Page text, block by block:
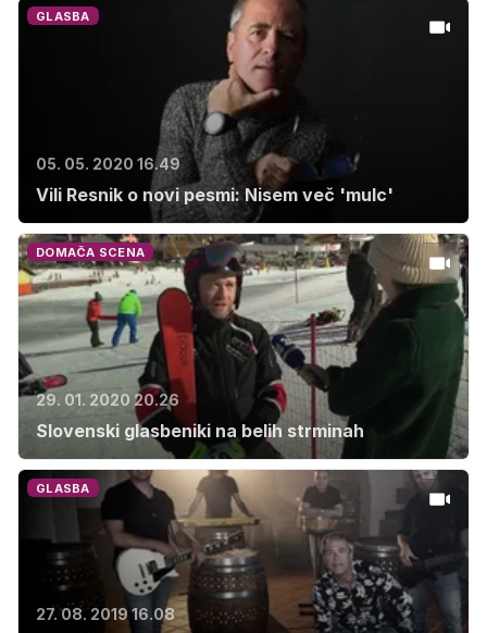
GLASBA
05. 05. 2020 16.49
Vili Resnik o novi pesmi: Nisem več 'mulc'
DOMAČA SCENA
29. 01. 2020 20.26
Slovenski glasbeniki na belih strminah
GLASBA
27. 08. 2019 16.08